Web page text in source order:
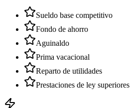
Sueldo base competitivo
Fondo de ahorro
Aguinaldo
Prima vacacional
Reparto de utilidades
Prestaciones de ley superiores